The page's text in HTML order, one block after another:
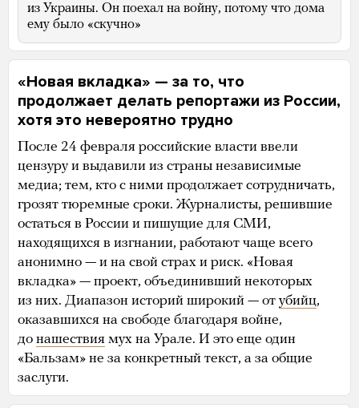
из Украины. Он поехал на войну, потому что дома
ему было «скучно»
«Новая вкладка» — за то, что
продолжает делать репортажи из России,
хотя это невероятно трудно
После 24 февраля российские власти ввели
цензуру и выдавили из страны независимые
медиа; тем, кто с ними продолжает сотрудничать,
грозят тюремные сроки. Журналисты, решившие
остаться в России и пишущие для СМИ,
находящихся в изгнании, работают чаще всего
анонимно — и на свой страх и риск. «Новая
вкладка» — проект, объединивший некоторых
из них. Диапазон историй широкий — от убийц,
оказавшихся на свободе благодаря войне,
до нашествия мух на Урале. И это еще один
«Бальзам» не за конкретный текст, а за общие
заслуги.